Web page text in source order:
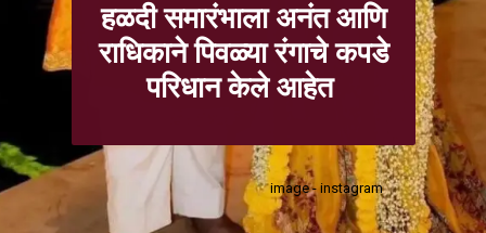
हळदी समारंभाला अनंत आणि
राधिकाने पिवळ्या रंगाचे कपडे
परिधान केले आहेत
image - instagram